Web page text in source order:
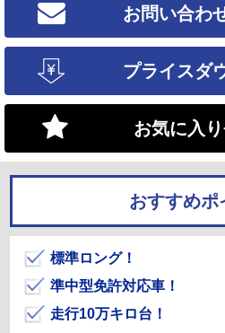
お問い
プライスダ
お気に入
おすすめポ
標準ロング！
準中型免許対応車！
走行10万キロ台！